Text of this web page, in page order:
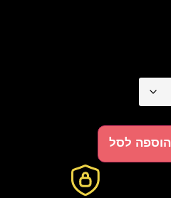
הוספה לסל